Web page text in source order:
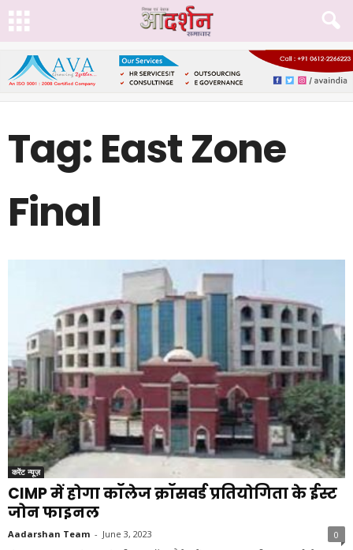
Tag: East Zone
Final
करेंट न्यूज़
CIMP में होगा कॉलेज क्रॉसवर्ड प्रतियोगिता के ईस्ट
जोन फाइनल
Aadarshan Team - June 3, 2023 0